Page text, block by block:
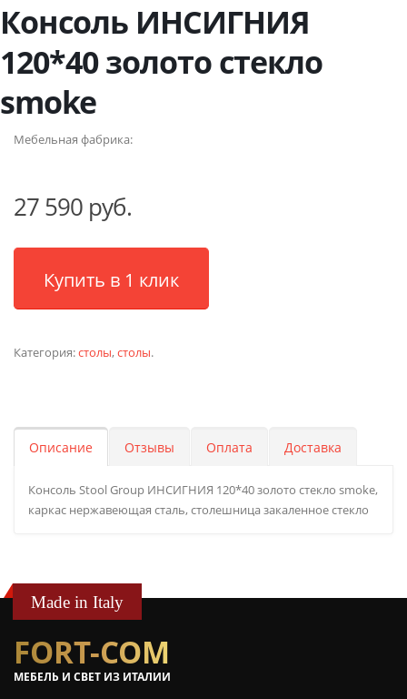
Консоль ИНСИГНИЯ
120*40 золото стекло
smoke
Мебельная фабрика:
27 590 руб.
Купить в 1 клик
Категория:столы,столы.
Описание Отзывы Оплата Доставка
Консоль Stool Group ИНСИГНИЯ 120*40 золото стекло smoke,
каркас нержавеющая сталь, столешница закаленное стекло
Made in Italy
FORT-COM
МЕБЕЛЬ И СВЕТ ИЗ ИТАЛИИ